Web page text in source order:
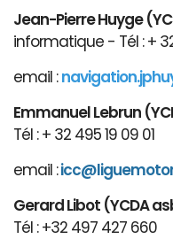
Jean-Pierre Huyge
informatique - Tél : +
email :
Emmanuel Lebrun
Tél : + 32 495 19 09 01
email :
Gerard Libot (YCDA
Tél : +32 497 427 660